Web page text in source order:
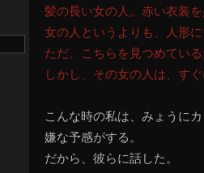
髪の長い女の人。赤い衣装
女の人というよりも、人形
ただ、こちらを見つめてい
しかし、その女の人は、す
こんな時の私は、みょうに
嫌な予感がする。
だから、彼らに話した。